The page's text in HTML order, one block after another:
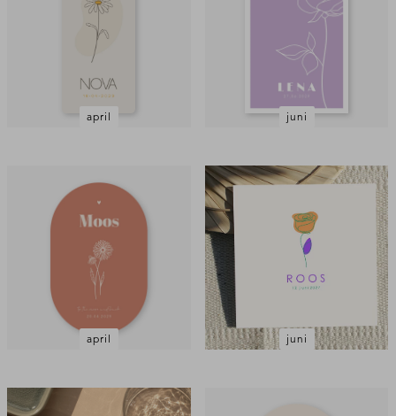
april juni
april juni